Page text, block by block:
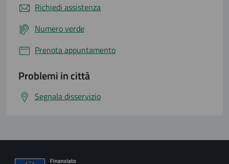
Richiedi assistenza
Numero verde
Prenota appuntamento
Problemi in città
Segnala disservizio